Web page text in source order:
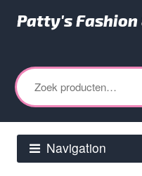
naar
navigatie
naar
de
inhoud
Patty's Fashion
Zoeken
naar:
Navigation